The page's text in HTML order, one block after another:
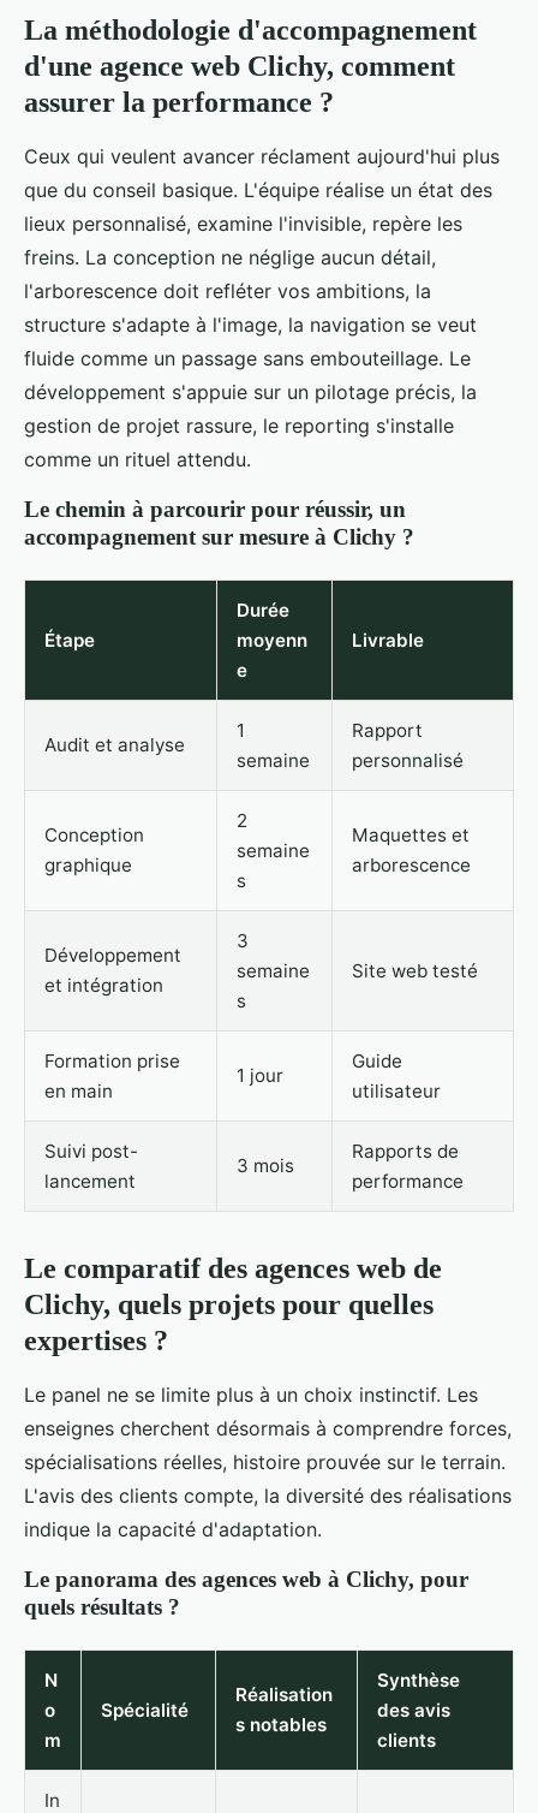
La méthodologie d'accompagnement
d'une agence web Clichy, comment
assurer la performance ?
Ceux qui veulent avancer réclament aujourd'hui plus
que du conseil basique. L'équipe réalise un état des
lieux personnalisé, examine l'invisible, repère les
freins. La conception ne néglige aucun détail,
l'arborescence doit refléter vos ambitions, la
structure s'adapte à l'image, la navigation se veut
fluide comme un passage sans embouteillage. Le
développement s'appuie sur un pilotage précis, la
gestion de projet rassure, le reporting s'installe
comme un rituel attendu.
Le chemin à parcourir pour réussir, un
accompagnement sur mesure à Clichy ?
Étape
Durée
moyenn
e
Livrable
Audit et analyse
1
semaine
Rapport
personnalisé
Conception
graphique
2
semaine
s
Maquettes et
arborescence
Développement
et intégration
3
semaine
s
Site web testé
Formation prise
en main
1 jour
Guide
utilisateur
Suivi post-
lancement
3 mois
Rapports de
performance
Le comparatif des agences web de
Clichy, quels projets pour quelles
expertises ?
Le panel ne se limite plus à un choix instinctif. Les
enseignes cherchent désormais à comprendre forces,
spécialisations réelles, histoire prouvée sur le terrain.
L'avis des clients compte, la diversité des réalisations
indique la capacité d'adaptation.
Le panorama des agences web à Clichy, pour
quels résultats ?
N
o
m
Spécialité
Réalisation
s notables
Synthèse
des avis
clients
In